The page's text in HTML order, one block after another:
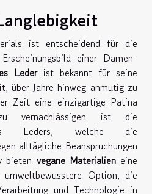
ist entscheidend für die
einer Damen-
Lederist bekannt für seine
über Jahre hinweg anmutig zu
Zeit eine einzigartige Patina
vernachlässigen ist die
welche die
alltägliche Beanspruchungen
bieten vegane Materialieneine
Option, die
und Technologie in